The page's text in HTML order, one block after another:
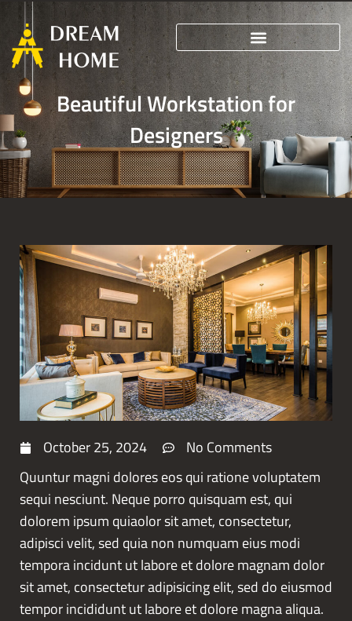
Beautiful Workstation for
Designers
October 25, 2024
No Comments
Quuntur magni dolores eos qui ratione voluptatem
sequi nesciunt. Neque porro quisquam est, qui
dolorem ipsum quiaolor sit amet, consectetur,
adipisci velit, sed quia non numquam eius modi
tempora incidunt ut labore et dolore magnam dolor
sit amet, consectetur adipisicing elit, sed do eiusmod
tempor incididunt ut labore et dolore magna aliqua.